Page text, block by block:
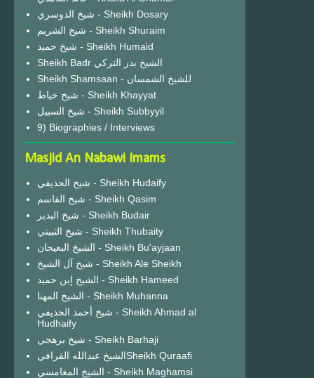
شيخ الدوسري - Sheikh Dosary
شيخ الشريم - Sheikh Shuraim
شيخ حميد - Sheikh Humaid
Sheikh Badr الشيخ بدر التركي
Sheikh Shamsaan - للشيخ الشمسان
شيخ خياط - Sheikh Khayyat
شيخ السبيل - Sheikh Subbyyil
9) Biographies / Interviews
Masjid An Nabawi Imams
شيخ الحذيفي - Sheikh Hudaify
شيخ القاسم - Sheikh Qasim
شيخ البدير - Sheikh Budair
شيخ الثبيتي - Sheikh Thubaity
الشيخ البعيجان - Sheikh Bu'ayjaan
شيخ آل الشيخ - Sheikh Ale Sheikh
الشيخ إبن حميد - Sheikh Hameed
الشيخ المهنا - Sheikh Muhanna
شيخ أحمد الحذيفي - Sheikh Ahmad al
Hudhaify
شيخ برهجي - Sheikh Barhaji
الشيخ عبدالله القرافيSheikh Quraafi
الشيخ المغامسي - Sheikh Maghamsi